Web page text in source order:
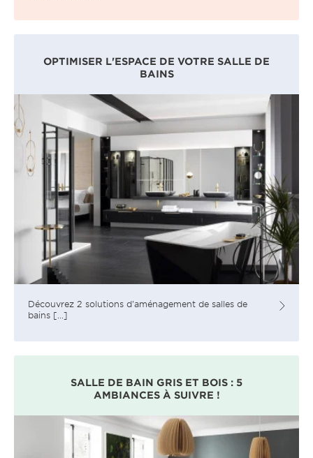
OPTIMISER L'ESPACE DE VOTRE SALLE DE
BAINS
Découvrez 2 solutions d'aménagement de salles de
bains [...]
SALLE DE BAIN GRIS ET BOIS : 5
AMBIANCES À SUIVRE !